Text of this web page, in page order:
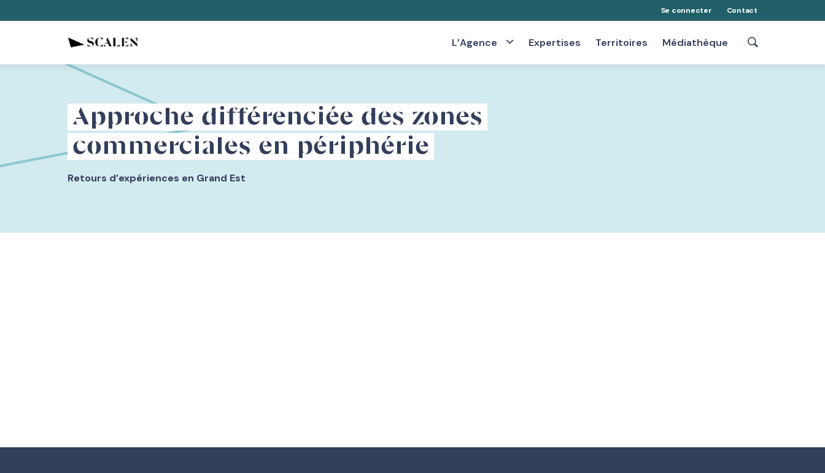
Se connecter Contact
L’Agence Expertises Territoires Médiathèque
Approche différenciée des zones
commerciales en périphérie
Retours d’expériences en Grand Est